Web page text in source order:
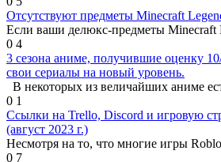
Отсутствуют предметы Minecraft
Если ваши делюкс-предметы Minecraft
0 4
3 сезона аниме, получившие оценку
свои сериалы на новый уровень.
В некоторых из величайших аниме
0 1
Ссылки на Trello, Discord и игровую
(август 2023 г.)
Несмотря на то, что многие игры
0 7